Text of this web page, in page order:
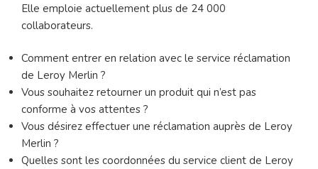
Elle emploie actuellement plus de 24 000
collaborateurs.
Comment entrer en relation avec le service réclamation
de Leroy Merlin ?
Vous souhaitez retourner un produit qui n’est pas
conforme à vos attentes ?
Vous désirez effectuer une réclamation auprès de Leroy
Merlin ?
Quelles sont les coordonnées du service client de Leroy